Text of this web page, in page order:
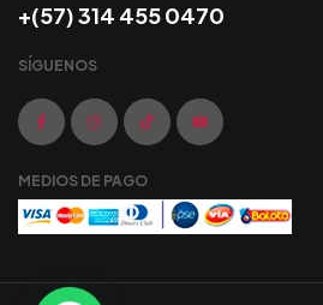
+(57) 314 455 0470
SÍGUENOS
MEDIOS DE PAGO